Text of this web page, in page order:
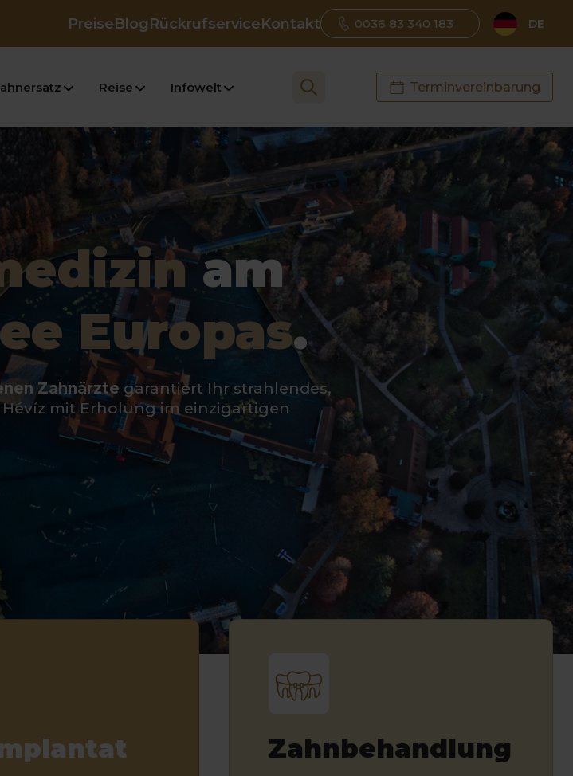
PreiseBlogRückrufserviceKontakt 0036 83 340 183 DE
Reise Infowelt Terminvereinbarung
am
Europas.
Zahnärzte garantiert Ihr strahlendes,
mit Erholung im einzigartigen
Zahnbehandlung